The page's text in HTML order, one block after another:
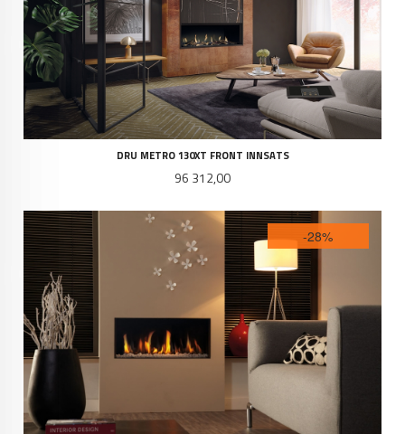
DRU METRO 130XT FRONT INNSATS
Pris
96 312,00
-28%